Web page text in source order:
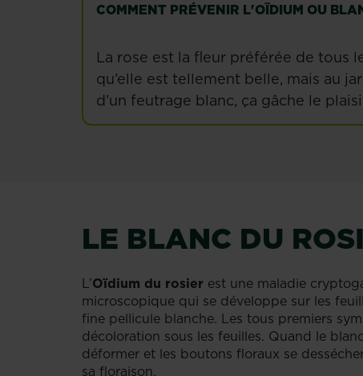
COMMENT PRÉVENIR L'OÏDIUM OU
La rose est la fleur préférée de tous
qu’elle est tellement belle, mais au
d’un feutrage blanc, ça gâche le
LE BLANC DU
L’Oïdium du rosier est une maladie
microscopique qui se développe sur les
fine pellicule blanche. Les tous premiers
décoloration sous les feuilles. Quand le
déformer et les boutons floraux se
sa floraison.